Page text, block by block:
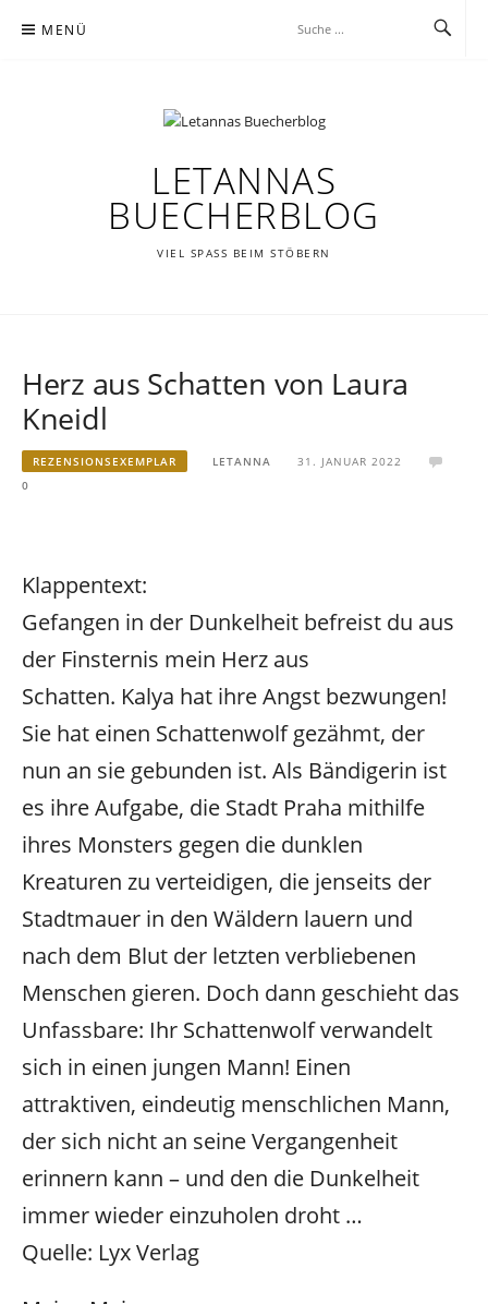
Inhalt MENÜ
LETANNAS
BUECHERBLOG
VIEL SPASS BEIM STÖBERN
Herz aus Schatten von Laura
Kneidl
REZENSIONSEXEMPLAR LETANNA
31. JANUAR 2022
0
Klappentext:
Gefangen in der Dunkelheit befreist du aus
der Finsternis mein Herz aus
Schatten. Kalya hat ihre Angst bezwungen!
Sie hat einen Schattenwolf gezähmt, der
nun an sie gebunden ist. Als Bändigerin ist
es ihre Aufgabe, die Stadt Praha mithilfe
ihres Monsters gegen die dunklen
Kreaturen zu verteidigen, die jenseits der
Stadtmauer in den Wäldern lauern und
nach dem Blut der letzten verbliebenen
Menschen gieren. Doch dann geschieht das
Unfassbare: Ihr Schattenwolf verwandelt
sich in einen jungen Mann! Einen
attraktiven, eindeutig menschlichen Mann,
der sich nicht an seine Vergangenheit
erinnern kann – und den die Dunkelheit
immer wieder einzuholen droht …
Quelle: Lyx Verlag